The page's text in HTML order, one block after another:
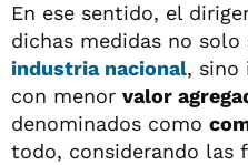
En ese sentido, el
dichas medidas no
industria nacional, sino
con menor valor
denominados como
todo, considerando las